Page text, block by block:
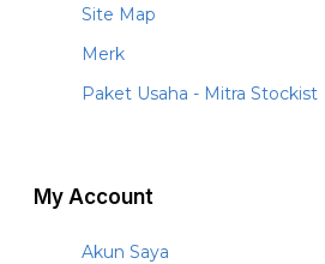
Site Map
Merk
Paket Usaha - Mitra Stockist
My Account
Akun Saya